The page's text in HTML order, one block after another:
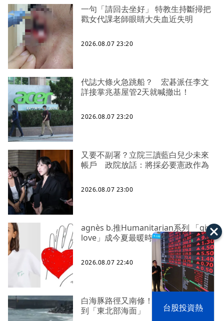
漢光42演習 台股投資熱
一句「請回去坐好」 特教生持斷掃把
戳女代課老師眼睛大失血近失明
2026.08.07 23:20
代誌大條火急跳船？ 宏碁派任李文
詳接掌兆基屋管2天就喊撤出！
2026.08.07 23:20
又要不副署？立院三讀藍白兒少未來
帳戶 政院放話：將採必要憲政作為
2026.08.07 23:00
agnès b.推Humanitarian系列 「give
love」成今夏最暖時尚宣言
2026.08.07 22:40
白海豚路徑又南修！ 海警範圍擴增
到「東北部海面」